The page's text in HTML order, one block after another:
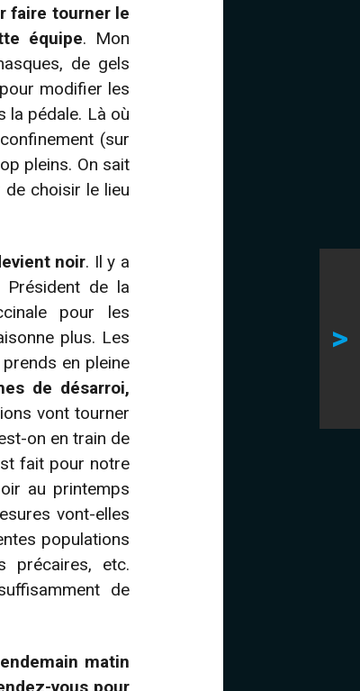
faire tourner le
équipe. Mon
de gels
modifier les
la pédale. Là où
(sur
pleins. On sait
choisir le lieu
noir. Il y a
Président de la
pour les
plus. Les
en pleine
de désarroi,
vont tourner
on en train de
fait pour notre
au printemps
vont-elles
populations
précaires, etc.
de
matin
vous pour
>